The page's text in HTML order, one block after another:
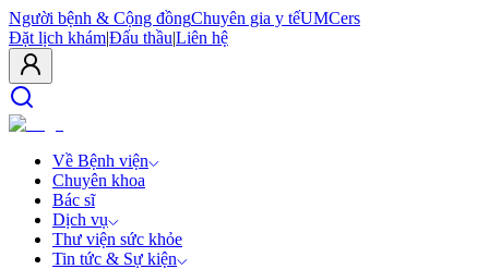
Người bệnh & Cộng đồngChuyên gia y tếUMCers
Đặt lịch khám|Đấu thầu|Liên hệ
Về Bệnh viện
Chuyên khoa
Bác sĩ
Dịch vụ
Thư viện sức khỏe
Tin tức & Sự kiện